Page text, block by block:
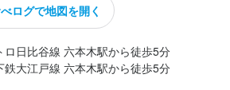
、中はもちっと。
香りが良い！
すくて、
美味しかったです。
ログで地図を開く
ロ日比谷線 六本木駅から徒歩5分
鉄大江戸線 六本木駅から徒歩5分